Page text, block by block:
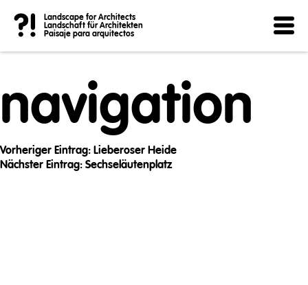
?!
Landscape for Architects
Landschaft für Architekten
Paisaje para arquitectos
Post
navigation
Vorheriger Eintrag: Lieberoser Heide
Nächster Eintrag: Sechseläutenplatz